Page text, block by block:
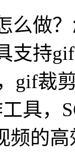
么做
支持
gif裁
具，
频的